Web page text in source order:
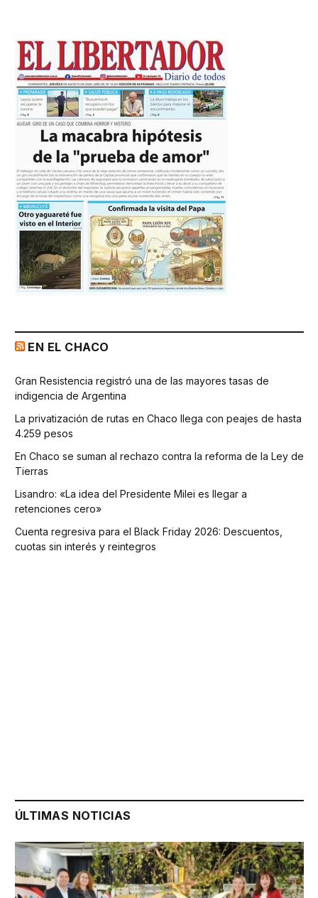
EN EL CHACO
Gran Resistencia registró una de las mayores tasas de
indigencia de Argentina
La privatización de rutas en Chaco llega con peajes de hasta
4.259 pesos
En Chaco se suman al rechazo contra la reforma de la Ley de
Tierras
Lisandro: «La idea del Presidente Milei es llegar a
retenciones cero»
Cuenta regresiva para el Black Friday 2026: Descuentos,
cuotas sin interés y reintegros
ÚLTIMAS NOTICIAS